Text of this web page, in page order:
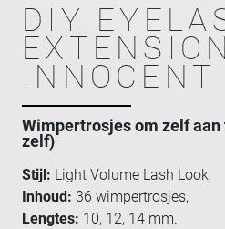
DIY
INNOCENT
Wimpertrosjes om zelf
zelf)
Stijl: Light Volume Lash Look,
Inhoud: 36 wimpertrosjes,
Lengtes: 10, 12, 14 mm.